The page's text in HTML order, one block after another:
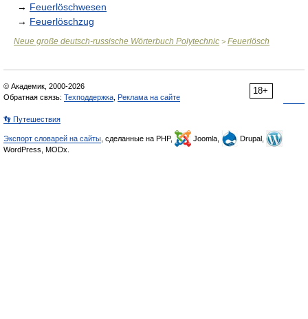
→ Feuerlöschwesen
→ Feuerlöschzug
Neue große deutsch-russische Wörterbuch Polytechnic > Feuerlösch
18+
© Академик, 2000-2026
Обратная связь: Техподдержка Реклама на сайте
👣 Путешествия
Экспорт словарей на сайты , сделанные на PHP, Joomla,
Drupal,
WordPress, MODx.